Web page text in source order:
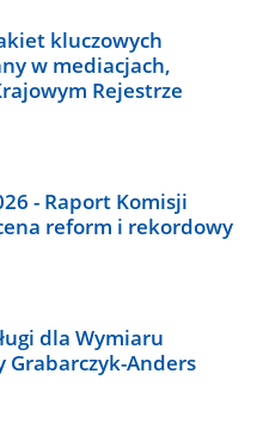
kluczowych
w mediacjach,
Rejestrze
- Raport Komisji
reform i rekordowy
dla Wymiaru
Grabarczyk-Anders